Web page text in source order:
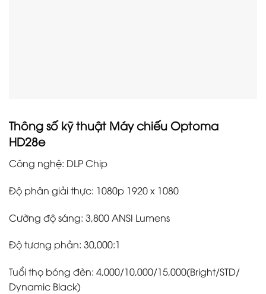
Thông số kỹ thuật Máy chiếu Optoma
HD28e
Công nghệ: DLP Chip
Độ phân giải thực: 1080p 1920 x 1080
Cường độ sáng: 3,800 ANSI Lumens
Độ tương phản: 30,000:1
Tuổi thọ bóng đèn: 4,000/10,000/15,000(Bright/STD/
Dynamic Black)